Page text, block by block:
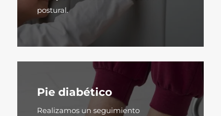
postural.
Pie diabético
Realizamos un seguimiento